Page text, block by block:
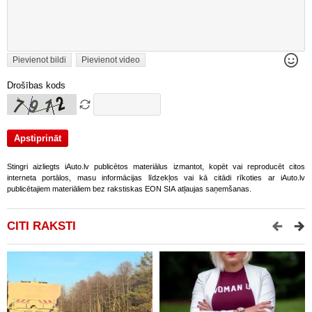
Pievienot bildi Pievienot video
Drošības kods
Stingri aizliegts iAuto.lv publicētos materiālus izmantot, kopēt vai reproducēt citos
interneta portālos, masu informācijas līdzekļos vai kā citādi rīkoties ar iAuto.lv
publicētajiem materiāliem bez rakstiskas EON SIA atļaujas saņemšanas.
CITI RAKSTI